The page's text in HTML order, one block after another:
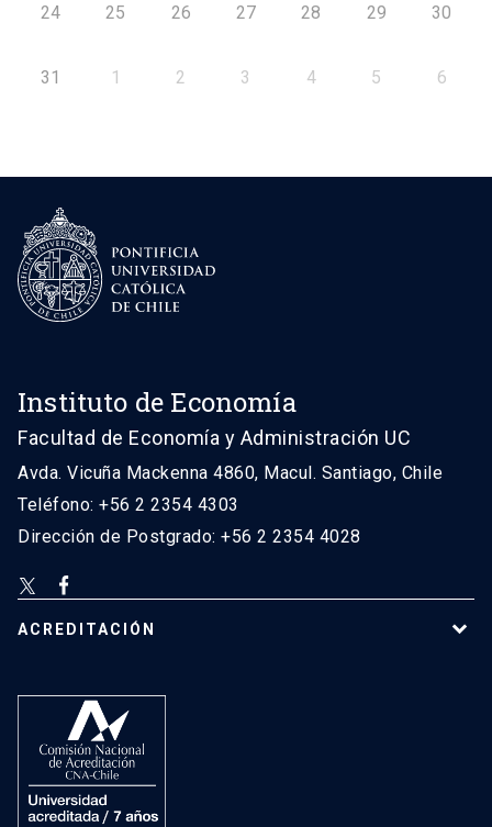
24 25 26 27 28 29 30
31 1 2 3 4 5 6
Instituto de Economía
Facultad de Economía y Administración UC
Avda. Vicuña Mackenna 4860, Macul. Santiago, Chile
Teléfono: +56 2 2354 4303
Dirección de Postgrado: +56 2 2354 4028
ACREDITACIÓN